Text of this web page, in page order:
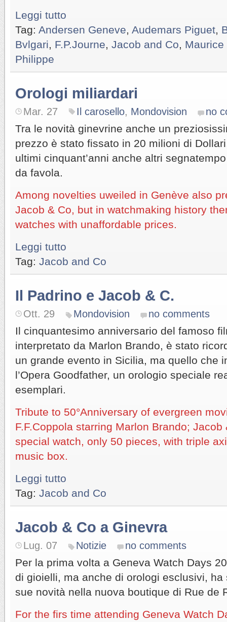
Leggi tutto
Tag: Andersen Geneve Audemars Piguet
Bvlgari
F.P.Journe Jacob and Co
Philippe
Orologi miliardari
Mar. 27 Il carosello, Mondovision no
Tra le novità ginevrine anche un
prezzo è stato fissato in 20 milioni di
ultimi cinquant’anni anche altri
da favola.
Among novelties uweiled in Genève also
Jacob & Co, but in watchmaking history
watches with unaffordable prices.
Leggi tutto
Tag: Jacob and Co
Il Padrino e Jacob & C.
Ott. 29 Mondovision no comments
Il cinquantesimo anniversario del famoso
interpretato da Marlon Brando, è stato
un grande evento in Sicilia, ma quello che
l’Opera Goodfather, un orologio speciale
esemplari.
Tribute to 50°Anniversary of evergreen
F.F.Coppola starring Marlon Brando;
special watch, only 50 pieces, with triple
music box.
Leggi tutto
Tag: Jacob and Co
Jacob & Co a Ginevra
Lug. 07 Notizie no comments
Per la prima volta a Geneva Watch Days
di gioielli, ma anche di orologi esclusivi,
sue novità nella nuova boutique di Rue de
For the firs time attending Geneva Watch